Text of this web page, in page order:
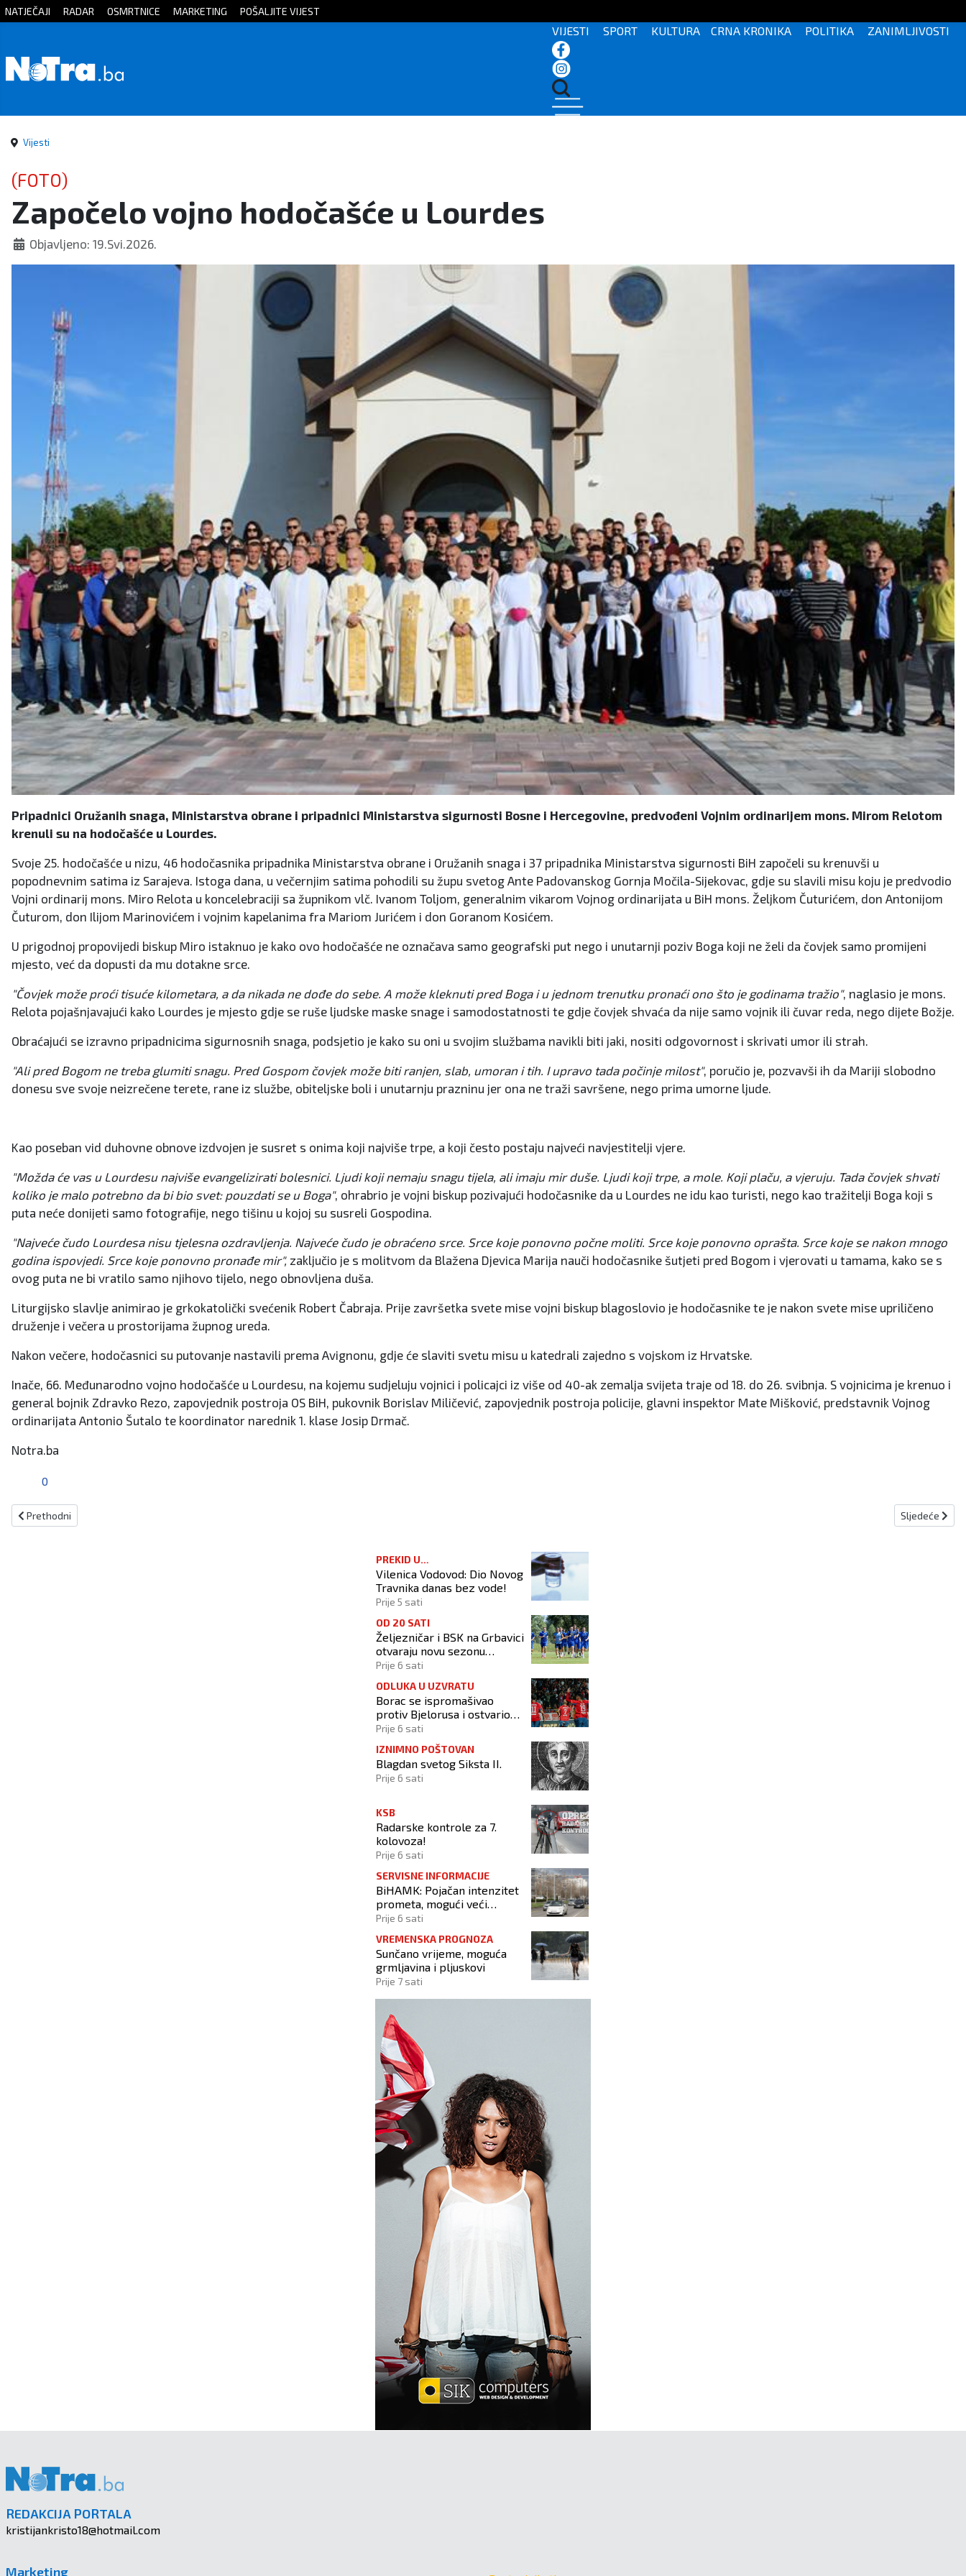
Početna
Sport
Kultura
Crna
kronika
Zanimljivosti
NATJEČAJI RADAR OSMRTNICE MARKETING POŠALJITE VIJEST
VIJESTI SPORT KULTURA CRNA KRONIKA POLITIKA ZANIMLJIVOSTI
Vijesti
(FOTO)
Započelo vojno hodočašće u Lourdes
Objavljeno: 19.Svi.2026.
Pripadnici Oružanih snaga, Ministarstva obrane i pripadnici Ministarstva sigurnosti Bosne i Hercegovine, predvođeni Vojnim ordinarijem mons. Mirom Relotom
krenuli su na hodočašće u Lourdes.
Svoje 25. hodočašće u nizu, 46 hodočasnika pripadnika Ministarstva obrane i Oružanih snaga i 37 pripadnika Ministarstva sigurnosti BiH započeli su krenuvši u
popodnevnim satima iz Sarajeva. Istoga dana, u večernjim satima pohodili su župu svetog Ante Padovanskog Gornja Močila-Sijekovac, gdje su slavili misu koju je predvodio
Vojni ordinarij mons. Miro Relota u koncelebraciji sa župnikom vlč. Ivanom Toljom, generalnim vikarom Vojnog ordinarijata u BiH mons. Željkom Čuturićem, don Antonijom
Čuturom, don Ilijom Marinovićem i vojnim kapelanima fra Mariom Jurićem i don Goranom Kosićem.
U prigodnoj propovijedi biskup Miro istaknuo je kako ovo hodočašće ne označava samo geografski put nego i unutarnji poziv Boga koji ne želi da čovjek samo promijeni
mjesto, već da dopusti da mu dotakne srce.
"Čovjek može proći tisuće kilometara, a da nikada ne dođe do sebe. A može kleknuti pred Boga i u jednom trenutku pronaći ono što je godinama tražio", naglasio je mons.
Relota pojašnjavajući kako Lourdes je mjesto gdje se ruše ljudske maske snage i samodostatnosti te gdje čovjek shvaća da nije samo vojnik ili čuvar reda, nego dijete Božje.
Obraćajući se izravno pripadnicima sigurnosnih snaga, podsjetio je kako su oni u svojim službama navikli biti jaki, nositi odgovornost i skrivati umor ili strah.
"Ali pred Bogom ne treba glumiti snagu. Pred Gospom čovjek može biti ranjen, slab, umoran i tih. I upravo tada počinje milost", poručio je, pozvavši ih da Mariji slobodno
donesu sve svoje neizrečene terete, rane iz službe, obiteljske boli i unutarnju prazninu jer ona ne traži savršene, nego prima umorne ljude.
Kao poseban vid duhovne obnove izdvojen je susret s onima koji najviše trpe, a koji često postaju najveći navjestitelji vjere.
"Možda će vas u Lourdesu najviše evangelizirati bolesnici. Ljudi koji nemaju snagu tijela, ali imaju mir duše. Ljudi koji trpe, a mole. Koji plaču, a vjeruju. Tada čovjek shvati
koliko je malo potrebno da bi bio svet: pouzdati se u Boga", ohrabrio je vojni biskup pozivajući hodočasnike da u Lourdes ne idu kao turisti, nego kao tražitelji Boga koji s
puta neće donijeti samo fotografije, nego tišinu u kojoj su susreli Gospodina.
"Najveće čudo Lourdesa nisu tjelesna ozdravljenja. Najveće čudo je obraćeno srce. Srce koje ponovno počne moliti. Srce koje ponovno oprašta. Srce koje se nakon mnogo
godina ispovjedi. Srce koje ponovno pronađe mir", zaključio je s molitvom da Blažena Djevica Marija nauči hodočasnike šutjeti pred Bogom i vjerovati u tamama, kako se s
ovog puta ne bi vratilo samo njihovo tijelo, nego obnovljena duša.
Liturgijsko slavlje animirao je grkokatolički svećenik Robert Čabraja. Prije završetka svete mise vojni biskup blagoslovio je hodočasnike te je nakon svete mise upriličeno
druženje i večera u prostorijama župnog ureda.
Nakon večere, hodočasnici su putovanje nastavili prema Avignonu, gdje će slaviti svetu misu u katedrali zajedno s vojskom iz Hrvatske.
Inače, 66. Međunarodno vojno hodočašće u Lourdesu, na kojemu sudjeluju vojnici i policajci iz više od 40-ak zemalja svijeta traje od 18. do 26. svibnja. S vojnicima je krenuo i
general bojnik Zdravko Rezo, zapovjednik postroja OS BiH, pukovnik Borislav Miličević, zapovjednik postroja policije, glavni inspektor Mate Mišković, predstavnik Vojnog
ordinarijata Antonio Šutalo te koordinator narednik 1. klase Josip Drmač.
Notra.ba
0
Prethodni članak: U OŠ "fra Marijan Šunjić" održano edukativno predavanje i radionica za učenike
Prethodni Sljedeći
Sljedeće
PREKID U
VODOSNABDIJEVANJU
Vilenica Vodovod: Dio Novog
Travnika danas bez vode!
Prije 5 sati
OD 20 SATI
Željezničar i BSK na Grbavici
otvaraju novu sezonu
nogometnog prvenstva BiH
Prije 6 sati
ODLUKA U UZVRATU
Borac se ispromašivao
protiv Bjelorusa i ostvario
minimalno slavlje
Prije 6 sati
IZNIMNO POŠTOVAN
Blagdan svetog Siksta II.
Prije 6 sati
KSB
Radarske kontrole za 7.
kolovoza!
Prije 6 sati
SERVISNE INFORMACIJE
BiHAMK: Pojačan intenzitet
prometa, mogući veći
zastoji!
Prije 6 sati
VREMENSKA PROGNOZA
Sunčano vrijeme, moguća
grmljavina i pljuskovi
Prije 7 sati
REDAKCIJA PORTALA
kristijankristo18@hotmail.com
Marketing